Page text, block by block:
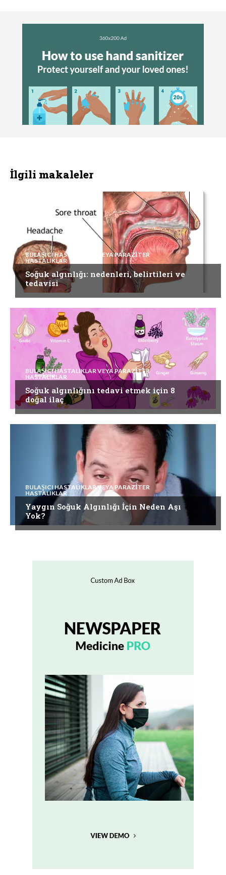
İlgili makaleler
BULAŞICI HASTALIKLAR VEYA PARAZITER
HASTALIKLAR
Soğuk algınlığı: nedenleri, belirtileri ve
tedavisi
BULAŞICI HASTALIKLAR VEYA PARAZITER
HASTALIKLAR
Soğuk algınlığını tedavi etmek için 8
doğal ilaç
BULAŞICI HASTALIKLAR VEYA PARAZITER
HASTALIKLAR
Yaygın Soğuk Algınlığı İçin Neden Aşı
Yok?